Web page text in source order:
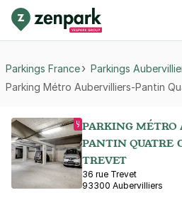
Parkings France
Parkings
Parking Métro Aubervilliers-Pantin
PARKING MÉTRO
PANTIN QUATRE
TREVET
36 rue Trevet
93300 Aubervilliers